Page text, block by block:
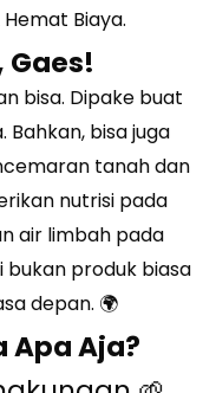
Biaya.
bisa. Dipake buat
Bahkan, bisa juga
tanah dan
nutrisi pada
air limbah pada
bukan produk biasa
depan. 🌍
Apa Aja?